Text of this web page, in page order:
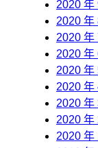
2020 年
2020 年
2020 年
2020 年
2020 年
2020 年
2020 年
2020 年
2020 年